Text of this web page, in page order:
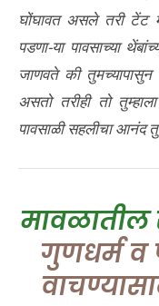
घोंघावत असले तरी टेंट
पडणा-या पावसाच्या
जाणवते की
असतो तरीही तो
पावसाळी सहलीचा आनंद
मावळातील
गुणधर्म व